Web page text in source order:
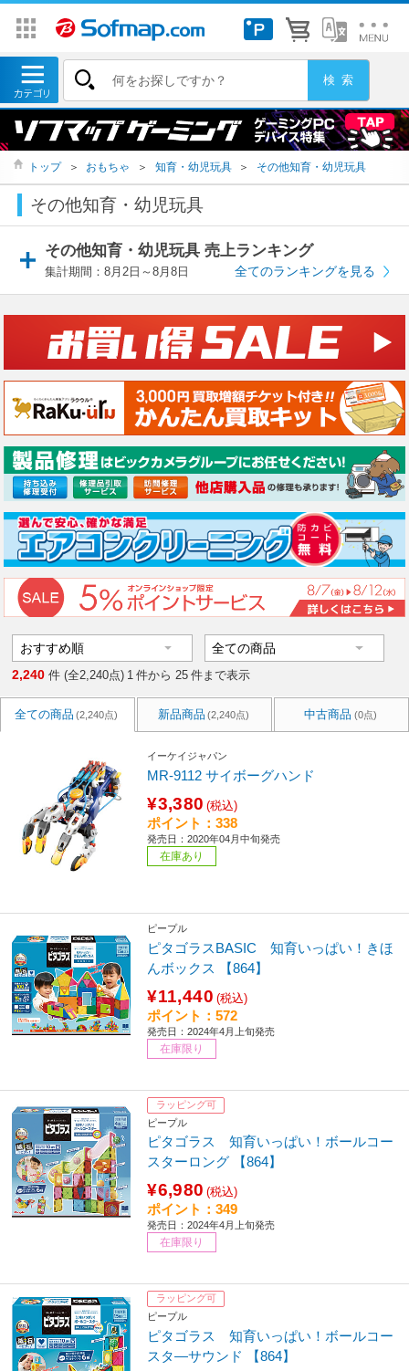
トップ ＞ おもちゃ ＞ 知育・幼児玩具 ＞ その他知育・幼児玩具
その他知育・幼児玩具
その他知育・幼児玩具 売上ランキング
集計期間：8月2日～8月8日 全てのランキングを見る
2,240 件 (全2,240点) 1 件から 25 件まで表示
全ての商品 (2,240点) 新品商品 (2,240点) 中古商品 (0点)
イーケイジャパン
MR-9112 サイボーグハンド
¥3,380 (税込)
ポイント：338
発売日：2020年04月中旬発売
在庫あり
ピープル
ピタゴラスBASIC 知育いっぱい！きほ
んボックス 【864】
¥11,440 (税込)
ポイント：572
発売日：2024年4月上旬発売
在庫限り
ラッピング可
ピープル
ピタゴラス 知育いっぱい！ボールコー
スターロング 【864】
¥6,980 (税込)
ポイント：349
発売日：2024年4月上旬発売
在庫限り
ラッピング可
ピープル
ピタゴラス 知育いっぱい！ボールコー
スタ―サウンド 【864】